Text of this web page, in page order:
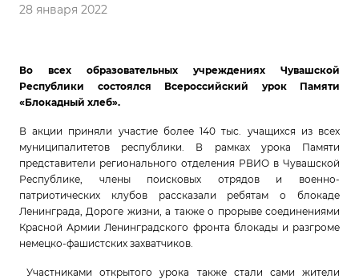
28 января 2022
Во всех образовательных учреждениях Чувашской
Республики состоялся Всероссийский урок Памяти
«Блокадный хлеб».
В акции приняли участие более 140 тыс. учащихся из всех
муниципалитетов республики. В рамках урока Памяти
представители регионального отделения РВИО в Чувашской
Республике, члены поисковых отрядов и военно-
патриотических клубов рассказали ребятам о блокаде
Ленинграда, Дороге жизни, а также о прорыве соединениями
Красной Армии Ленинградского фронта блокады и разгроме
немецко-фашистских захватчиков.
Участниками открытого урока также стали сами жители